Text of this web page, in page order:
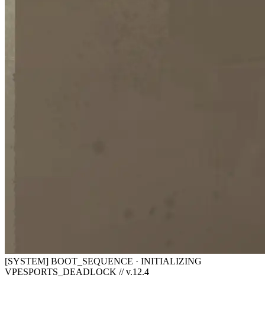
[SYSTEM] BOOT_SEQUENCE · INITIALIZING
VPESPORTS_DEADLOCK // v.12.4